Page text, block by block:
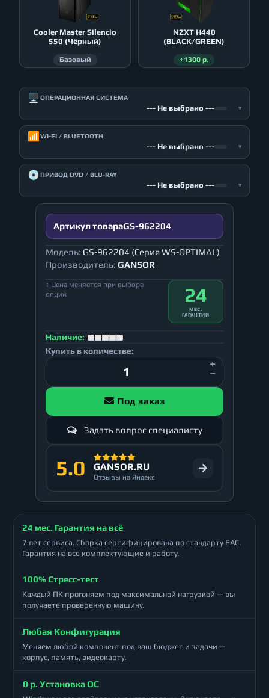
Cooler Master Silencio
550 (Чёрный)
Базовый
NZXT H440
(BLACK/GREEN)
+1300 р.
🖥️ ОПЕРАЦИОННАЯ СИСТЕМА
--- Не выбрано --- ▾
📶 WI-FI / BLUETOOTH
--- Не выбрано --- ▾
💿ПРИВОД DVD / BLU-RAY
--- Не выбрано --- ▾
Артикул товараGS-962204
Модель: GS-962204 (Серия WS-OPTIMAL)
Производитель: GANSOR
↕ Цена меняется при выборе
опций
24
МЕС.
ГАРАНТИИ
Наличие:
Купить в количестве:
Под заказ
Задать вопрос специалисту
5.0 GANSOR.RU
Отзывы на Яндекс
24 мес. Гарантия на всё
7 лет сервиса. Сборка сертифицирована по стандарту ЕАС.
Гарантия на все комплектующие и работу.
100% Стресс-тест
Каждый ПК прогоняем под максимальной нагрузкой — вы
получаете проверенную машину.
Любая Конфигурация
Меняем любой компонент под ваш бюджет и задачи —
корпус, память, видеокарту.
0 р. Установка ОС